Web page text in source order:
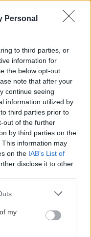
Personal
to third parties, or
information for
the below opt-out
note that after your
continue seeing
information utilized by
third parties prior to
out of the further
by third parties on the
This information may
on the IAB’s List of
disclose it to other
one or more Google
You may click to
third-party tags to
in below Google
my